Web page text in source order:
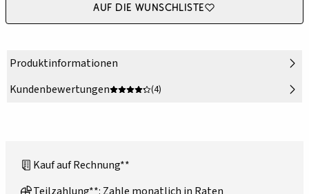
Auf die Wunschliste
Produktinformationen
Kundenbewertungen
(4)
Kauf auf Rechnung**